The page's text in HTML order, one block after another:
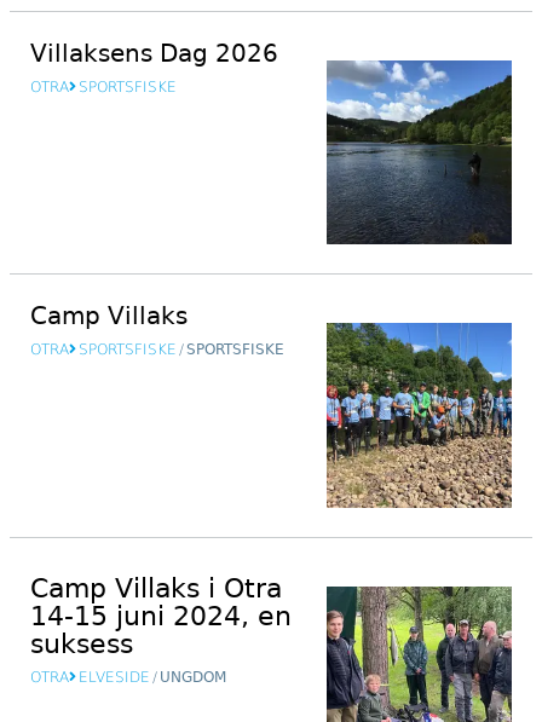
Villaksens Dag 2026
OTRA SPORTSFISKE
Camp Villaks
OTRA SPORTSFISKE /SPORTSFISKE
Camp Villaks i Otra
14-15 juni 2024, en
suksess
OTRA ELVESIDE / UNGDOM